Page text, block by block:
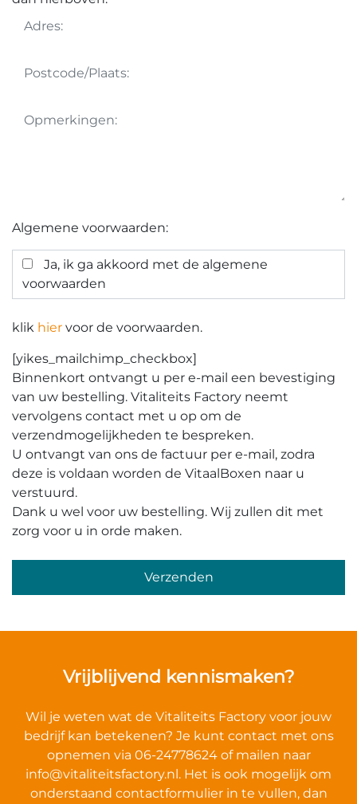
Algemene voorwaarden:
Ja, ik ga akkoord met de algemene
voorwaarden
klik hier voor de voorwaarden.
[yikes_mailchimp_checkbox]
Binnenkort ontvangt u per e-mail een bevestiging
van uw bestelling. Vitaliteits Factory neemt
vervolgens contact met u op om de
verzendmogelijkheden te bespreken.
U ontvangt van ons de factuur per e-mail, zodra
deze is voldaan worden de VitaalBoxen naar u
verstuurd.
Dank u wel voor uw bestelling. Wij zullen dit met
zorg voor u in orde maken.
Vrijblijvend kennismaken?
Wil je weten wat de Vitaliteits Factory voor jouw
bedrijf kan betekenen? Je kunt contact met ons
opnemen via 06-24778624 of mailen naar
info@vitaliteitsfactory.nl . Het is ook mogelijk om
onderstaand contactformulier in te vullen, dan